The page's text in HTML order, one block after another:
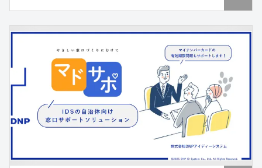
対象項目の最大読み取り精度